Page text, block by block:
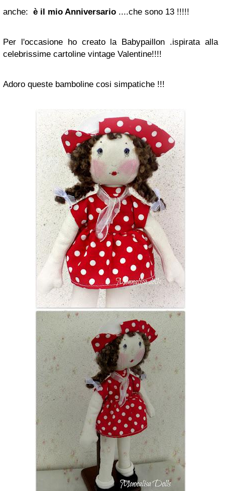
anche: è il mio Anniversario ....che sono 13 !!!!!
Per l'occasione ho creato la Babypaillon .ispirata alla
celebrissime cartoline vintage Valentine!!!!
Adoro queste bamboline cosi simpatiche !!!